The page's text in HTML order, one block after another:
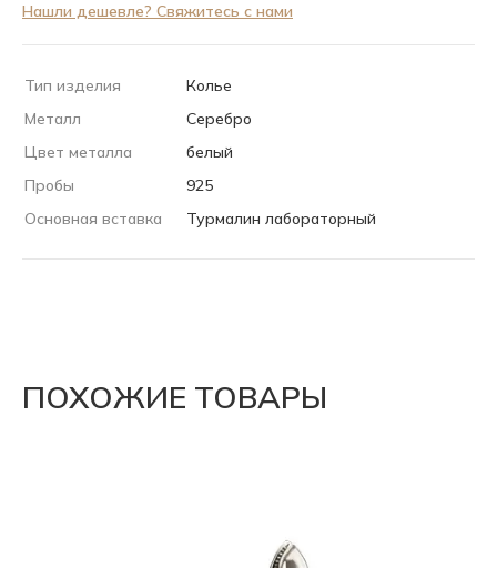
Нашли дешевле? Свяжитесь с нами
Тип изделия
Колье
Металл
Серебро
Цвет металла
белый
Пробы
925
Основная вставка
Турмалин лабораторный
ПОХОЖИЕ ТОВАРЫ